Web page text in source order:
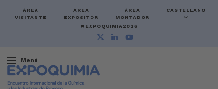
ÁREA
VISITANTE
ÁREA
EXPOSITOR
ÁREA
MONTADOR
CASTELLANO
#EXPOQUIMIA2026
Menú